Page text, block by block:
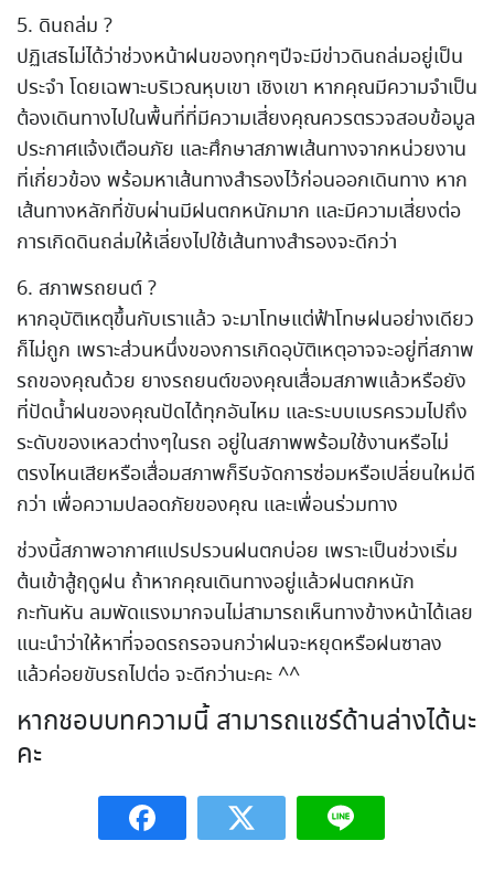
5. ดินถล่ม ?
ปฏิเสธไม่ได้ว่าช่วงหน้าฝนของทุกๆปีจะมีข่าวดินถล่มอยู่เป็น
ประจำ โดยเฉพาะบริเวณหุบเขา เชิงเขา หากคุณมีความจำเป็น
ต้องเดินทางไปในพื้นที่ที่มีความเสี่ยงคุณควรตรวจสอบข้อมูล
ประกาศแจ้งเตือนภัย และศึกษาสภาพเส้นทางจากหน่วยงาน
ที่เกี่ยวข้อง พร้อมหาเส้นทางสำรองไว้ก่อนออกเดินทาง หาก
เส้นทางหลักที่ขับผ่านมีฝนตกหนักมาก และมีความเสี่ยงต่อ
การเกิดดินถล่มให้เลี่ยงไปใช้เส้นทางสำรองจะดีกว่า
6. สภาพรถยนต์ ?
หากอุบัติเหตุขึ้นกับเราแล้ว จะมาโทษแต่ฟ้าโทษฝนอย่างเดียว
ก็ไม่ถูก เพราะส่วนหนึ่งของการเกิดอุบัติเหตุอาจจะอยู่ที่สภาพ
รถของคุณด้วย ยางรถยนต์ของคุณเสื่อมสภาพแล้วหรือยัง
ที่ปัดน้ำฝนของคุณปัดได้ทุกอันไหม และระบบเบรครวมไปถึง
ระดับของเหลวต่างๆในรถ อยู่ในสภาพพร้อมใช้งานหรือไม่
ตรงไหนเสียหรือเสื่อมสภาพก็รีบจัดการซ่อมหรือเปลี่ยนใหม่ดี
กว่า เพื่อความปลอดภัยของคุณ และเพื่อนร่วมทาง
ช่วงนี้สภาพอากาศแปรปรวนฝนตกบ่อย เพราะเป็นช่วงเริ่ม
ต้นเข้าสู้ฤดูฝน ถ้าหากคุณเดินทางอยู่แล้วฝนตกหนัก
กะทันหัน ลมพัดแรงมากจนไม่สามารถเห็นทางข้างหน้าได้เลย
แนะนำว่าให้หาที่จอดรถรอจนกว่าฝนจะหยุดหรือฝนซาลง
แล้วค่อยขับรถไปต่อ จะดีกว่านะคะ ^^
หากชอบบทความนี้ สามารถแชร์ด้านล่างได้นะ
คะ